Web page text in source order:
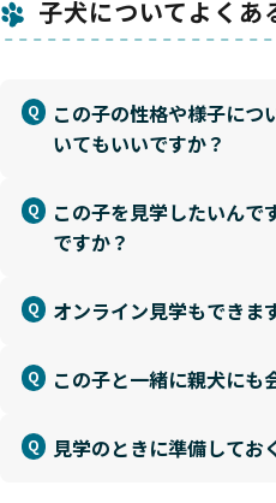
子犬についてよくあ
この子の性格や様子につ
いてもいいですか？
この子を見学したいんで
ですか？
オンライン見学もできま
この子と一緒に親犬にも
見学のときに準備してお